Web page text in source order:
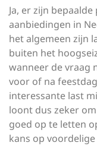
Ja, er zijn
aanbiedingen in
het algemeen zijn
buiten het
wanneer de vraag
voor of na
interessante last
loont dus zeker
goed op te letten
kans op